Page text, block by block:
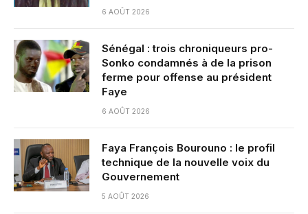
6 AOÛT 2026
Sénégal : trois chroniqueurs pro-
Sonko condamnés à de la prison
ferme pour offense au président
Faye
6 AOÛT 2026
Faya François Bourouno : le profil
technique de la nouvelle voix du
Gouvernement
5 AOÛT 2026